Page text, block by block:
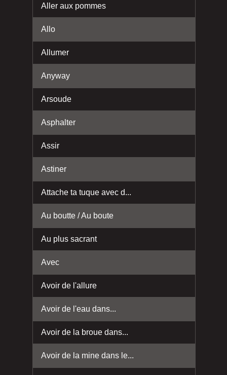
Aller aux pommes
Allo
Allumer
Anyway
Arsoude
Asphalter
Assir
Astiner
Attache ta tuque avec d...
Au boutte / Au boute
Au plus sacrant
Avec
Avoir de l'allure
Avoir de l'eau dans...
Avoir de la broue dans...
Avoir de la mine dans le...